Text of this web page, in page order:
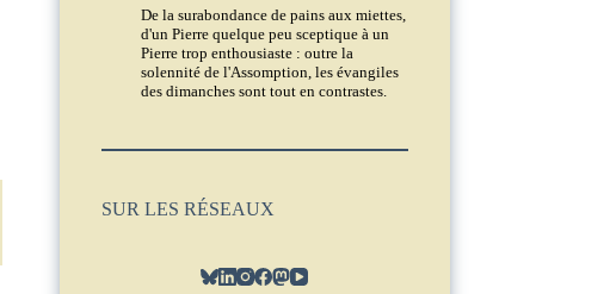
De la surabondance de pains aux miettes,
d'un Pierre quelque peu sceptique à un
Pierre trop enthousiaste : outre la
solennité de l'Assomption, les évangiles
des dimanches sont tout en contrastes.
SUR LES RÉSEAUX